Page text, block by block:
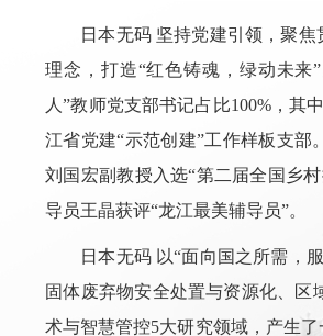
日本无码 坚持党建引领，聚
理念，打造“红色铸魂，绿动未来
人”教师党支部书记占比100%，其
江省党建“示范创建”工作样板支部
刘国宏副教授入选“第二届全国乡
导员王晶获评“龙江最美辅导员”。
日本无码 以“面向国之所需，
固体废弃物安全处置与资源化、
术与智慧管控5大研究领域，产生